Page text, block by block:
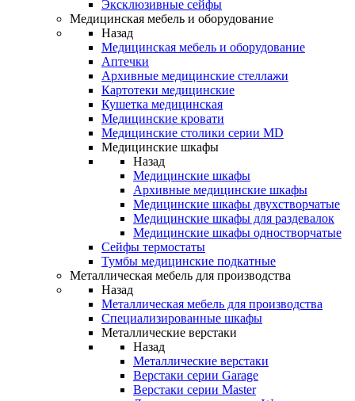
Эксклюзивные сейфы
Медицинская мебель и оборудование
Назад
Медицинская мебель и оборудование
Аптечки
Архивные медицинские стеллажи
Картотеки медицинские
Кушетка медицинская
Медицинские кровати
Медицинские столики серии MD
Медицинские шкафы
Назад
Медицинские шкафы
Архивные медицинские шкафы
Медицинские шкафы двухстворчатые
Медицинские шкафы для раздевалок
Медицинские шкафы одностворчатые
Сейфы термостаты
Тумбы медицинские подкатные
Металлическая мебель для производства
Назад
Металлическая мебель для производства
Cпециализированные шкафы
Металлические верстаки
Назад
Металлические верстаки
Верстаки серии Garage
Верстаки серии Master